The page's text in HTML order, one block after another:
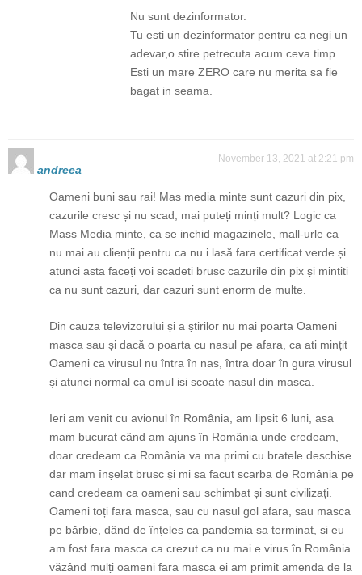
Nu sunt dezinformator.
Tu esti un dezinformator pentru ca negi un
adevar,o stire petrecuta acum ceva timp.
Esti un mare ZERO care nu merita sa fie
bagat in seama.
andreea
November 13, 2021 at 2:21 pm
Oameni buni sau rai! Mas media minte sunt cazuri din pix,
cazurile cresc și nu scad, mai puteți minți mult? Logic ca
Mass Media minte, ca se inchid magazinele, mall-urle ca
nu mai au clienții pentru ca nu i lasă fara certificat verde și
atunci asta faceți voi scadeti brusc cazurile din pix și mintiti
ca nu sunt cazuri, dar cazuri sunt enorm de multe.
Din cauza televizorului și a știrilor nu mai poarta Oameni
masca sau și dacă o poarta cu nasul pe afara, ca ati mințit
Oameni ca virusul nu întra în nas, întra doar în gura virusul
și atunci normal ca omul isi scoate nasul din masca.
Ieri am venit cu avionul în România, am lipsit 6 luni, asa
mam bucurat când am ajuns în România unde credeam,
doar credeam ca România va ma primi cu bratele deschise
dar mam înșelat brusc și mi sa facut scarba de România pe
cand credeam ca oameni sau schimbat și sunt civilizați.
Oameni toți fara masca, sau cu nasul gol afara, sau masca
pe bărbie, dând de înțeles ca pandemia sa terminat, si eu
am fost fara masca ca crezut ca nu mai e virus în România
văzând mulți oameni fara masca ei am primit amenda de la